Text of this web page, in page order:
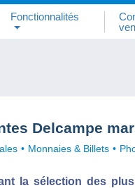
Fonctionnalités
Delcampe
Monnaies & Billets
la sélection des